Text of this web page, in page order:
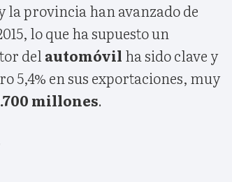
la provincia han avanzado de
lo que ha supuesto un
del automóvil ha sido clave y
5,4% en sus exportaciones, muy
millones.